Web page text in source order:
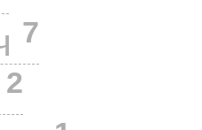
7
2